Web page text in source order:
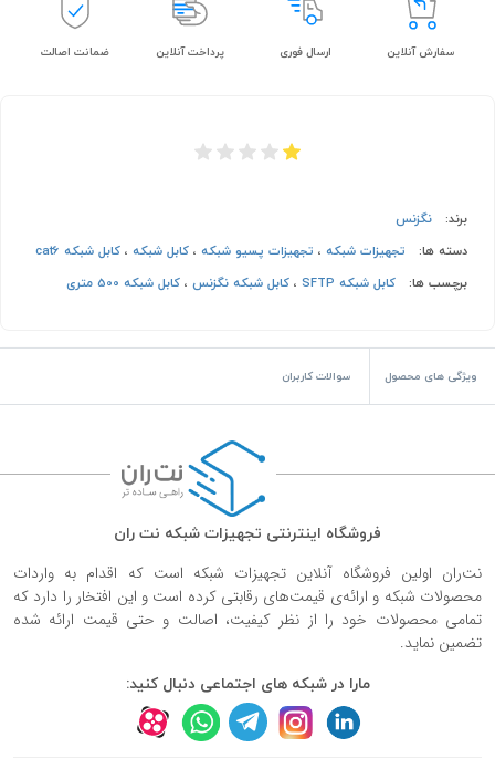
سفارش آنلاین ارسال فوری پرداخت آنلاین ضمانت اصالت
برند:
نگزنس
دسته ها:
تجهیزات شبکه ، تجهیزات پسیو شبکه ، کابل شبکه ، کابل شبکه cat6
برچسب ها:
کابل شبکه SFTP ، کابل شبکه نگزنس ، کابل شبکه 500 متری
ویژگی های محصول سوالات کاربران
فروشگاه اینترنتی تجهیزات شبکه نت ران
نت‌ران اولین فروشگاه آنلاین تجهیزات شبکه است که اقدام به واردات
محصولات شبکه و ارائه‌ی قیمت‌های رقابتی کرده است و این افتخار را دارد که
تمامی محصولات خود را از نظر کیفیت، اصالت و حتی قیمت ارائه شده
تضمین نماید.
مارا در شبکه های اجتماعی دنبال کنید: